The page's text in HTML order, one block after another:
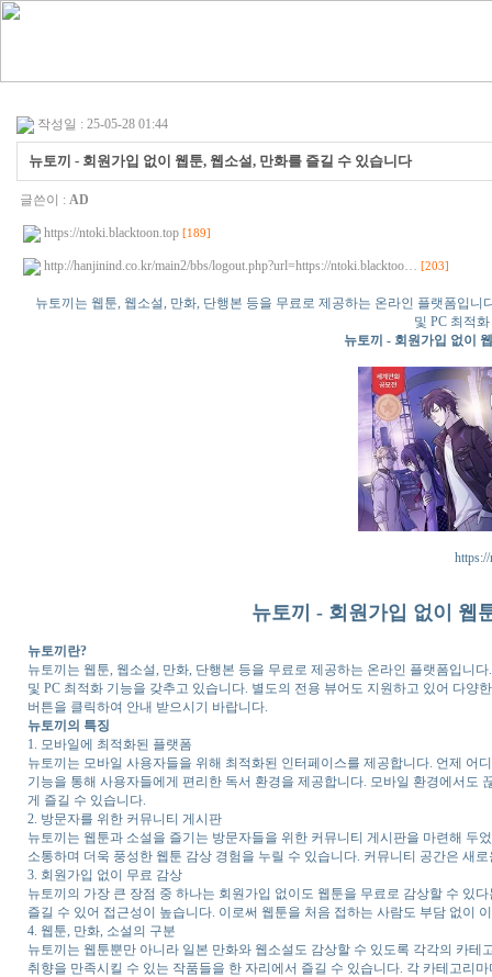
작성일 : 25-05-28 01:44
뉴토끼 - 회원가입 없이 웹툰, 웹소설, 만화를 즐길 수 있습니다
글쓴이 : AD
https://ntoki.blacktoon.top [189]
http://hanjinind.co.kr/main2/bbs/logout.php?url=https://ntoki.blacktoo… [203]
뉴토끼는 웹툰, 웹소설, 만화, 단행본 등을 무료로 제공하는 온라인 플랫폼입
및 PC 최적
뉴토끼 - 회원가입 없이
뉴토끼 - 회원가입 없이 웹
뉴토끼란?
뉴토끼는 웹툰, 웹소설, 만화, 단행본 등을 무료로 제공하는 온라인 플랫폼입니
및 PC 최적화 기능을 갖추고 있습니다. 별도의 전용 뷰어도 지원하고 있어 다
버튼을 클릭하여 안내 받으시기 바랍니다.
뉴토끼의 특징
1. 모바일에 최적화된 플랫폼
뉴토끼는 모바일 사용자들을 위해 최적화된 인터페이스를 제공합니다. 언제
기능을 통해 사용자들에게 편리한 독서 환경을 제공합니다. 모바일 환경에서도
게 즐길 수 있습니다.
2. 방문자를 위한 커뮤니티 게시판
뉴토끼는 웹툰과 소설을 즐기는 방문자들을 위한 커뮤니티 게시판을 마련해
소통하며 더욱 풍성한 웹툰 감상 경험을 누릴 수 있습니다. 커뮤니티 공간은 새
3. 회원가입 없이 무료 감상
뉴토끼의 가장 큰 장점 중 하나는 회원가입 없이도 웹툰을 무료로 감상할 수 있
즐길 수 있어 접근성이 높습니다. 이로써 웹툰을 처음 접하는 사람도 부담 없이
4. 웹툰, 만화, 소설의 구분
뉴토끼는 웹툰뿐만 아니라 일본 만화와 웹소설도 감상할 수 있도록 각각의 카
취향을 만족시킬 수 있는 작품들을 한 자리에서 즐길 수 있습니다. 각 카테고리